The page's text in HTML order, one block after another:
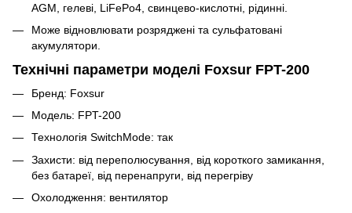
AGM, гелеві, LiFePo4, свинцево-кислотні, рідинні.
Може відновлювати розряджені та сульфатовані
акумулятори.
Технічні параметри моделі Foxsur FPT-200
Бренд: Foxsur
Модель: FPT-200
Технологія SwitchMode: так
Захисти: від переполюсування, від короткого замикання,
без батареї, від перенапруги, від перегріву
Охолодження: вентилятор